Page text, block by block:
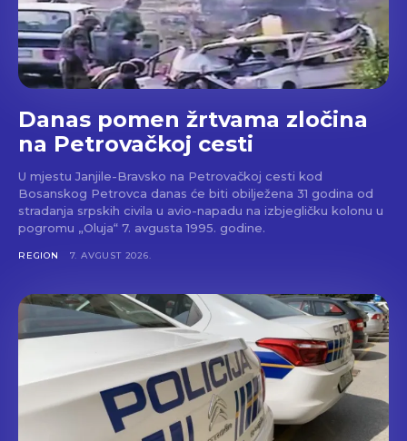
Danas pomen žrtvama zločina
na Petrovačkoj cesti
U mjestu Janjile-Bravsko na Petrovačkoj cesti kod
Bosanskog Petrovca danas će biti obilježena 31 godina od
stradanja srpskih civila u avio-napadu na izbjegličku kolonu u
pogromu „Oluja“ 7. avgusta 1995. godine.
REGION 7. AVGUST 2026.